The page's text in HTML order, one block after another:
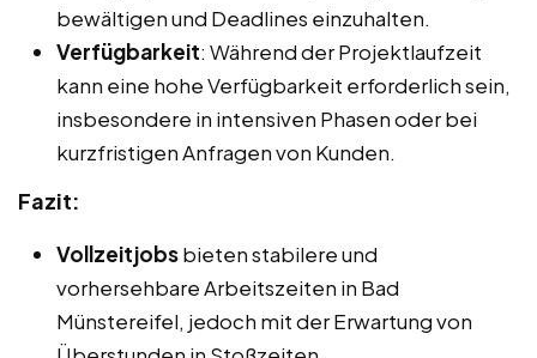
bewältigen und Deadlines einzuhalten.
Verfügbarkeit: Während der Projektlaufzeit
kann eine hohe Verfügbarkeit erforderlich sein,
insbesondere in intensiven Phasen oder bei
kurzfristigen Anfragen von Kunden.
Fazit:
Vollzeitjobsbieten stabilere und
vorhersehbare Arbeitszeiten in Bad
Münstereifel, jedoch mit der Erwartung von